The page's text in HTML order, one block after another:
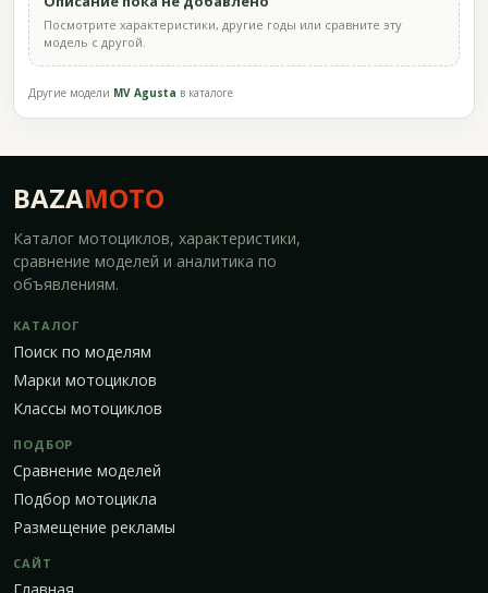
Посмотрите характеристики, другие годы или сравните эту
модель с другой.
Другие модели MV Agusta в каталоге
BAZAMOTO
Каталог мотоциклов, характеристики,
сравнение моделей и аналитика по
объявлениям.
КАТАЛОГ
Поиск по моделям
Марки мотоциклов
Классы мотоциклов
ПОДБОР
Сравнение моделей
Подбор мотоцикла
Размещение рекламы
САЙТ